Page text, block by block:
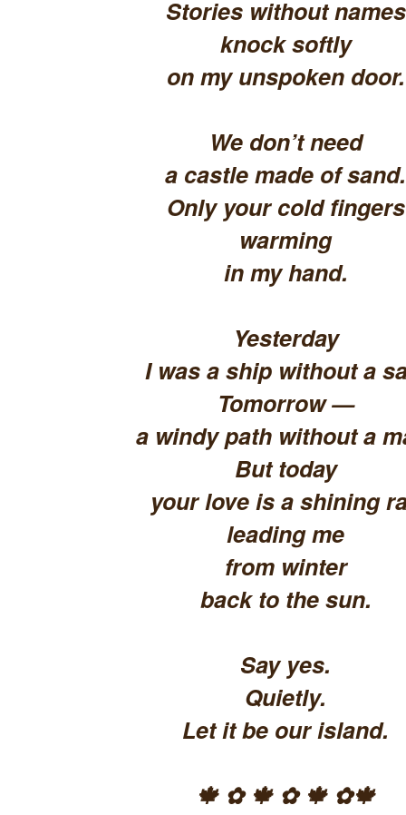
Stories without names
knock softly
on my unspoken door.
We don’t need
a castle made of sand.
Only your cold fingers
warming
in my hand.
Yesterday
I was a ship without a
Tomorrow —
a windy path without a
But today
your love is a shining
leading me
from winter
back to the sun.
Say yes.
Quietly.
Let it be our island.
🍁 ✿ 🍁 ✿ 🍁 ✿🍁